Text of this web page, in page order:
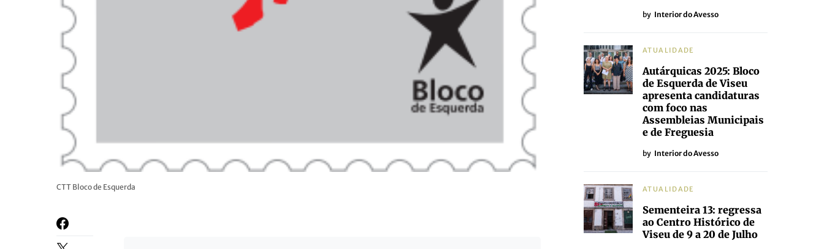
CTT Bloco de Esquerda
by Interior do Avesso
ATUALIDADE
Autárquicas 2025: Bloco
de Esquerda de Viseu
apresenta candidaturas
com foco nas
Assembleias Municipais
e de Freguesia
by Interior do Avesso
ATUALIDADE
Sementeira 13: regressa
ao Centro Histórico de
Viseu de 9 a 20 de Julho